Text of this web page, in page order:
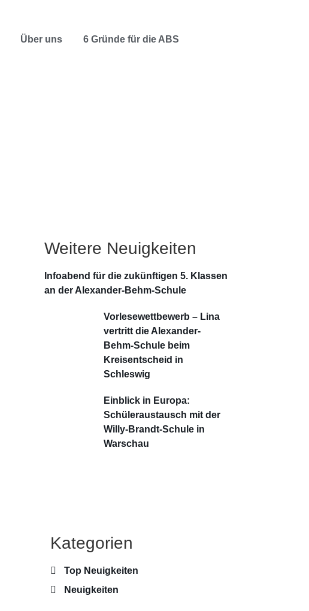
Über uns 6 Gründe für die ABS
Weitere Neuigkeiten
Infoabend für die zukünftigen 5. Klassen
an der Alexander-Behm-Schule
Vorlesewettbewerb – Lina
vertritt die Alexander-
Behm-Schule beim
Kreisentscheid in
Schleswig
Einblick in Europa:
Schüleraustausch mit der
Willy-Brandt-Schule in
Warschau
Kategorien
Top Neuigkeiten
Neuigkeiten